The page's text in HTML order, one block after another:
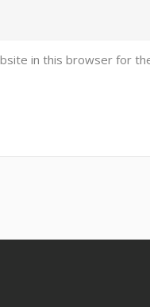
in this browser for